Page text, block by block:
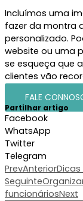
Incluímos uma
fazer da montra
personalizado.
website ou uma
se esqueça que
clientes vão
FALE
Partilhar artigo
Facebook
WhatsApp
Twitter
Telegram
PrevAnterior
Seguinte
funcionáriosNext